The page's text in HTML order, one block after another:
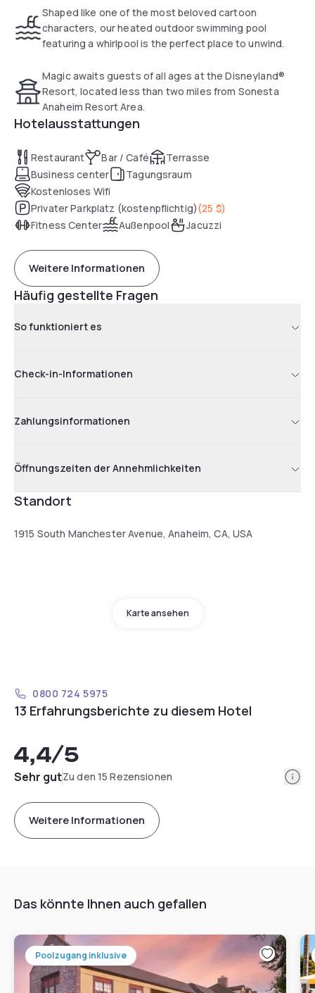
Shaped like one of the most beloved cartoon
characters, our heated outdoor swimming pool
featuring a whirlpool is the perfect place to unwind.
Magic awaits guests of all ages at the Disneyland®
Resort, located less than two miles from Sonesta
Anaheim Resort Area.
Hotelausstattungen
Restaurant Bar / Café
Terrasse
Business center
Tagungsraum
Kostenloses Wifi
Privater Parkplatz (kostenpflichtig)(25 $)
Fitness Center
Außenpool Jacuzzi
Weitere Informationen
Häufig gestellte Fragen
So funktioniert es
Check-in-Informationen
Zahlungsinformationen
Öffnungszeiten der Annehmlichkeiten
Standort
1915 South Manchester Avenue, Anaheim, CA, USA
Karte ansehen
0800 724 5975
13 Erfahrungsberichte zu diesem Hotel
4,4/5
Sehr gutZu den 15 Rezensionen
Weitere Informationen
Das könnte Ihnen auch gefallen
Poolzugang inklusive